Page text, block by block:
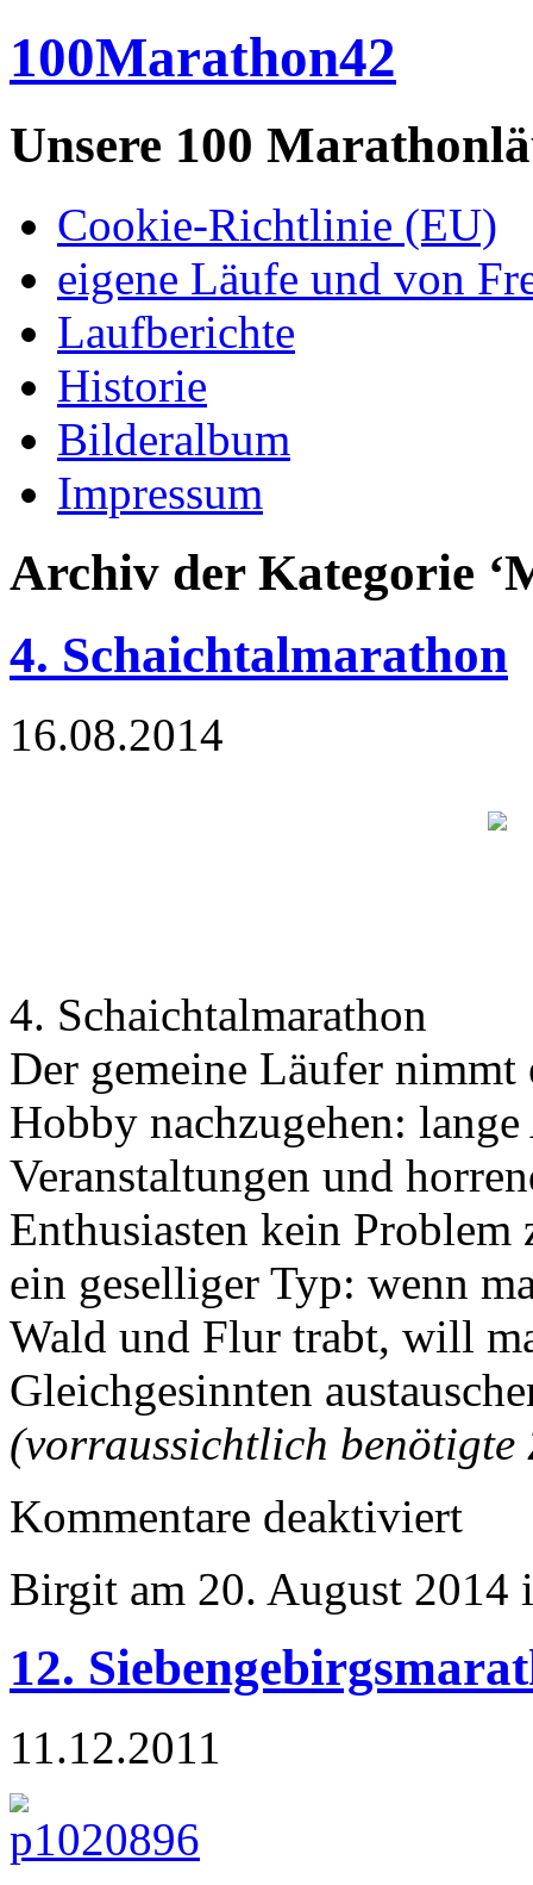
100Marathon42
Unsere 100
Cookie-Richtlinie (EU)
eigene Läufe und von
Laufberichte
Historie
Bilderalbum
Impressum
Archiv der Kategorie
4. Schaichtalmarathon
16.08.2014
4. Schaichtalmarathon
Der gemeine Läufer
Hobby nachzugehen:
Veranstaltungen und
Enthusiasten kein Problem
ein geselliger Typ: wenn
Wald und Flur trabt, will
Gleichgesinnten
(vorraussichtlich
Kommentare deaktiviert
Birgit am 20. August
12.
11.12.2011